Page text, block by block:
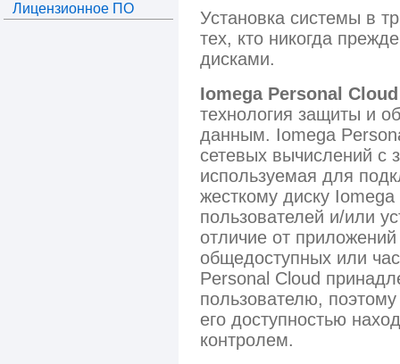
Лицензионное ПО
Установка системы в
тех, кто никогда
дисками.
Iomega Personal Cloud
технология защиты и
данным. Iomega
сетевых вычислений с
используемая для
жесткому диску
пользователей и/или
отличие от
общедоступных или
Personal Cloud
пользователю,
его доступностью
контролем.